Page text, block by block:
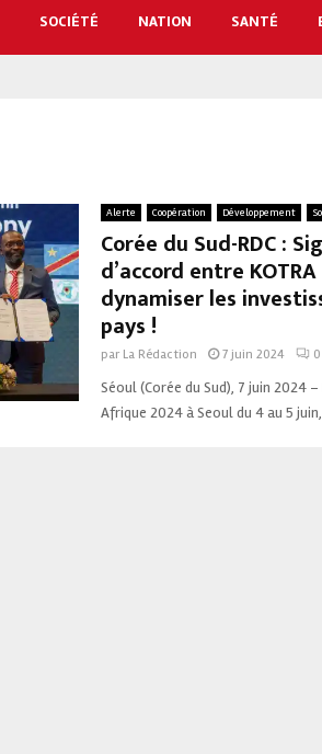
SOCIÉTÉ NATION SANTÉ
Alerte Coopération Développement
Corée du Sud-RDC :
d’accord entre
dynamiser les
pays !
par La Rédaction 7 juin 2024 0
Séoul (Corée du Sud), 7 juin 2024
Afrique 2024 à Seoul du 4 au 5